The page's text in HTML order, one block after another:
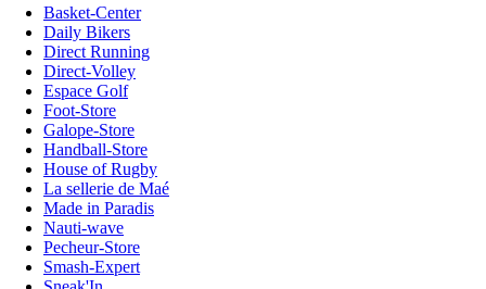
Basket-Center
Daily Bikers
Direct Running
Direct-Volley
Espace Golf
Foot-Store
Galope-Store
Handball-Store
House of Rugby
La sellerie de Maé
Made in Paradis
Nauti-wave
Pecheur-Store
Smash-Expert